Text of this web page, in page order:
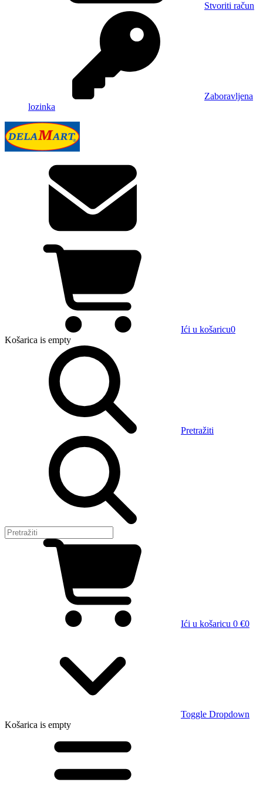
Stvoriti račun
Zaboravljena
lozinka
Ići u košaricu0
Košarica is empty
Pretražiti
Ići u košaricu 0 €0
Toggle Dropdown
Košarica is empty